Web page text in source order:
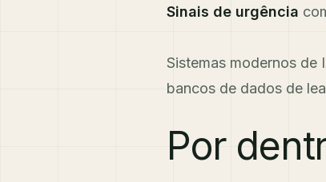
Sinais de urgência
Sistemas modernos de
bancos de dados de
Por